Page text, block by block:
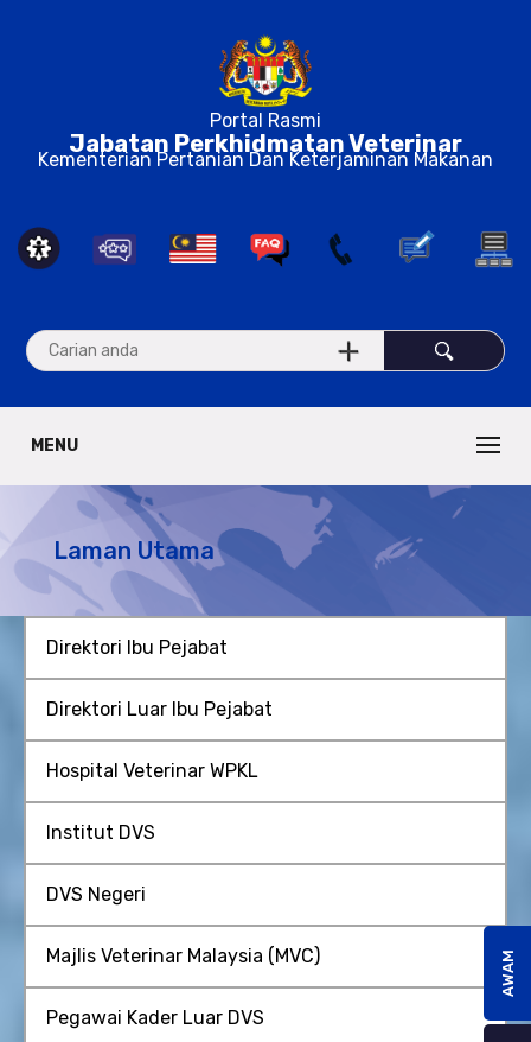
Portal Rasmi
Jabatan Perkhidmatan Veterinar
Kementerian Pertanian Dan Keterjaminan Makanan
MENU
Laman Utama
Direktori Ibu Pejabat
Direktori Luar Ibu Pejabat
Hospital Veterinar WPKL
Institut DVS
DVS Negeri
Majlis Veterinar Malaysia (MVC)
Pegawai Kader Luar DVS
AWAM